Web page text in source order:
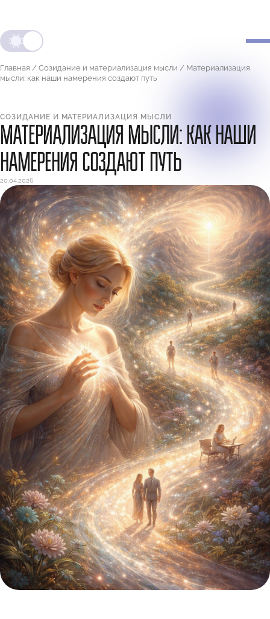
Главная / Созидание и материализация мысли / Материализация
мысли: как наши намерения создают путь
СОЗИДАНИЕ И МАТЕРИАЛИЗАЦИЯ МЫСЛИ
МАТЕРИАЛИЗАЦИЯ МЫСЛИ: КАК НАШИ
НАМЕРЕНИЯ СОЗДАЮТ ПУТЬ
20.04.2026